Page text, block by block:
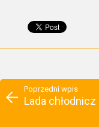
Poprzedni wpis
Lada